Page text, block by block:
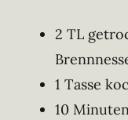
2 TL
1 Tasse
10